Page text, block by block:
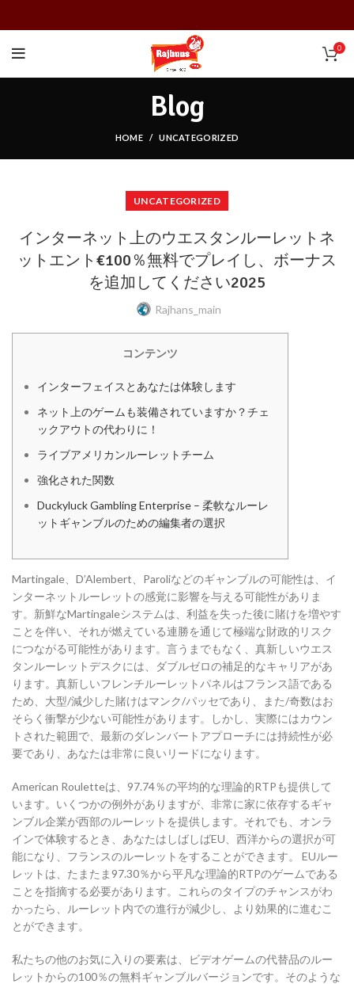
0
Blog
HOME UNCATEGORIZED
UNCATEGORIZED
インターネット上のウエスタンルーレットネ
ットエント€100％無料でプレイし、ボーナス
を追加してください2025
Rajhans_main
コンテンツ
インターフェイスとあなたは体験します
ネット上のゲームも装備されていますか？チェ
ックアウトの代わりに！
ライブアメリカンルーレットチーム
強化された関数
Duckyluck Gambling Enterprise – 柔軟なルーレ
ットギャンブルのための編集者の選択
Martingale、D’Alembert、Paroliなどのギャンブルの可能性は、イ
ンターネットルーレットの感覚に影響を与える可能性がありま
す。新鮮なMartingaleシステムは、利益を失った後に賭けを増やす
ことを伴い、それが燃えている連勝を通じて極端な財政的リスク
につながる可能性があります。言うまでもなく、真新しいウエス
タンルーレットデスクには、ダブルゼロの補足的なキャリアがあ
ります。真新しいフレンチルーレットパネ​​ルはフランス語である
ため、大型/減少した賭けはマンク/パッセであり、また/奇数はお
そらく衝撃が少ない可能性があります。しかし、実際にはカウン
トされた範囲で、最新のダレンバートアプローチには持続性が必
要であり、あなたは非常に良いリードになります。
American Rouletteは、97.74％の平均的な理論的RTPも提供して
います。いくつかの例外がありますが、非常に家に依存するギャ
ンブル企業が西部のルーレットを提供します。それでも、オンラ
インで体験するとき、あなたはしばしばEU、西洋からの選択が可
能になり、フランスのルーレットをすることができます。 EUルー
レットは、たまたま97.30％から平凡な理論的RTPのゲームである
ことを指摘する必要があります。これらのタイプのチャンスがわ
かったら、ルーレット内での進行が減少し、より効果的に進むこ
とができます。
私たちの他のお気に入りの要素は、ビデオゲームの代替品のルー
レットからの100％の無料ギャンブルバージョンです。そのような